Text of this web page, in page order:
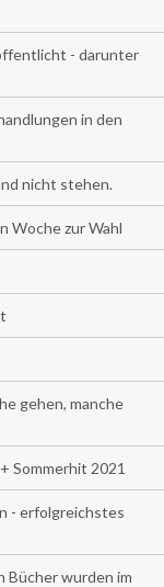
- darunter
in den
nicht stehen.
Woche zur Wahl
gehen, manche
Sommerhit 2021
- erfolgreichstes
Bücher wurden im